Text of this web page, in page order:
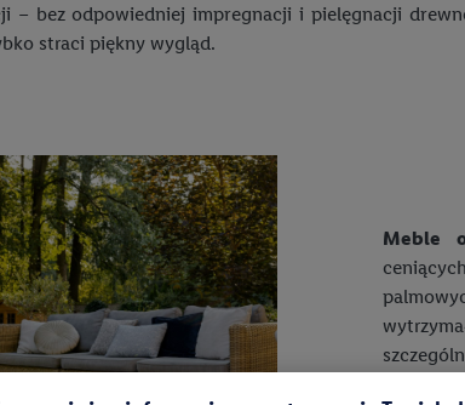
– bez odpowiedniej impregnacji i pielęgnacji
straci piękny wygląd.
Meble